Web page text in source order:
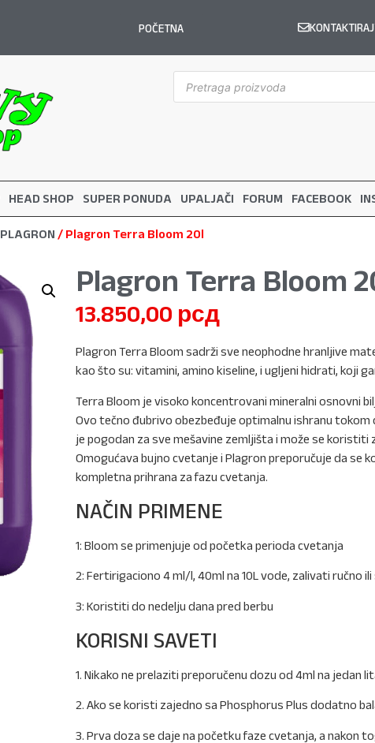
POČETNA
HEAD SHOP SUPER PONUDA UPALJAČI FORUM FACEBOOK
PLAGRON / Plagron Terra Bloom 20l
Plagron Terra Bloom
13.850,00 рсд
Plagron Terra Bloom sadrži sve neophodne hranljive
kao što su: vitamini, amino kiseline, i ugljeni hidrati, koji
Terra Bloom je visoko koncentrovani mineralni osnovni
Ovo tečno đubrivo obezbeđuje optimalnu ishranu
je pogodan za sve mešavine zemljišta i može se
Omogućava bujno cvetanje i Plagron preporučuje da se
kompletna prihrana za fazu cvetanja.
NAČIN PRIMENE
1: Bloom se primenjuje od početka perioda cvetanja
2: Fertirigaciono 4 ml/l, 40ml na 10L vode, zalivati ručno
3: Koristiti do nedelju dana pred berbu
KORISNI SAVETI
1. Nikako ne prelaziti preporučenu dozu od 4ml na jedan
2. Ako se koristi zajedno sa Phosphorus Plus dodatno
3. Prva doza se daje na početku faze cvetanja, a nakon